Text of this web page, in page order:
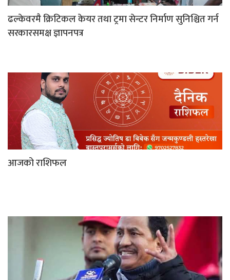
ढल्केवरमै क्रिटिकल केयर तथा ट्रमा सेन्टर निर्माण सुनिश्चित गर्न
सरकारसमक्ष ज्ञापनपत्र
आजको राशिफल